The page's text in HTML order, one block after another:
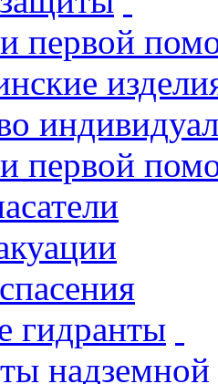
первой
первой
гидранты